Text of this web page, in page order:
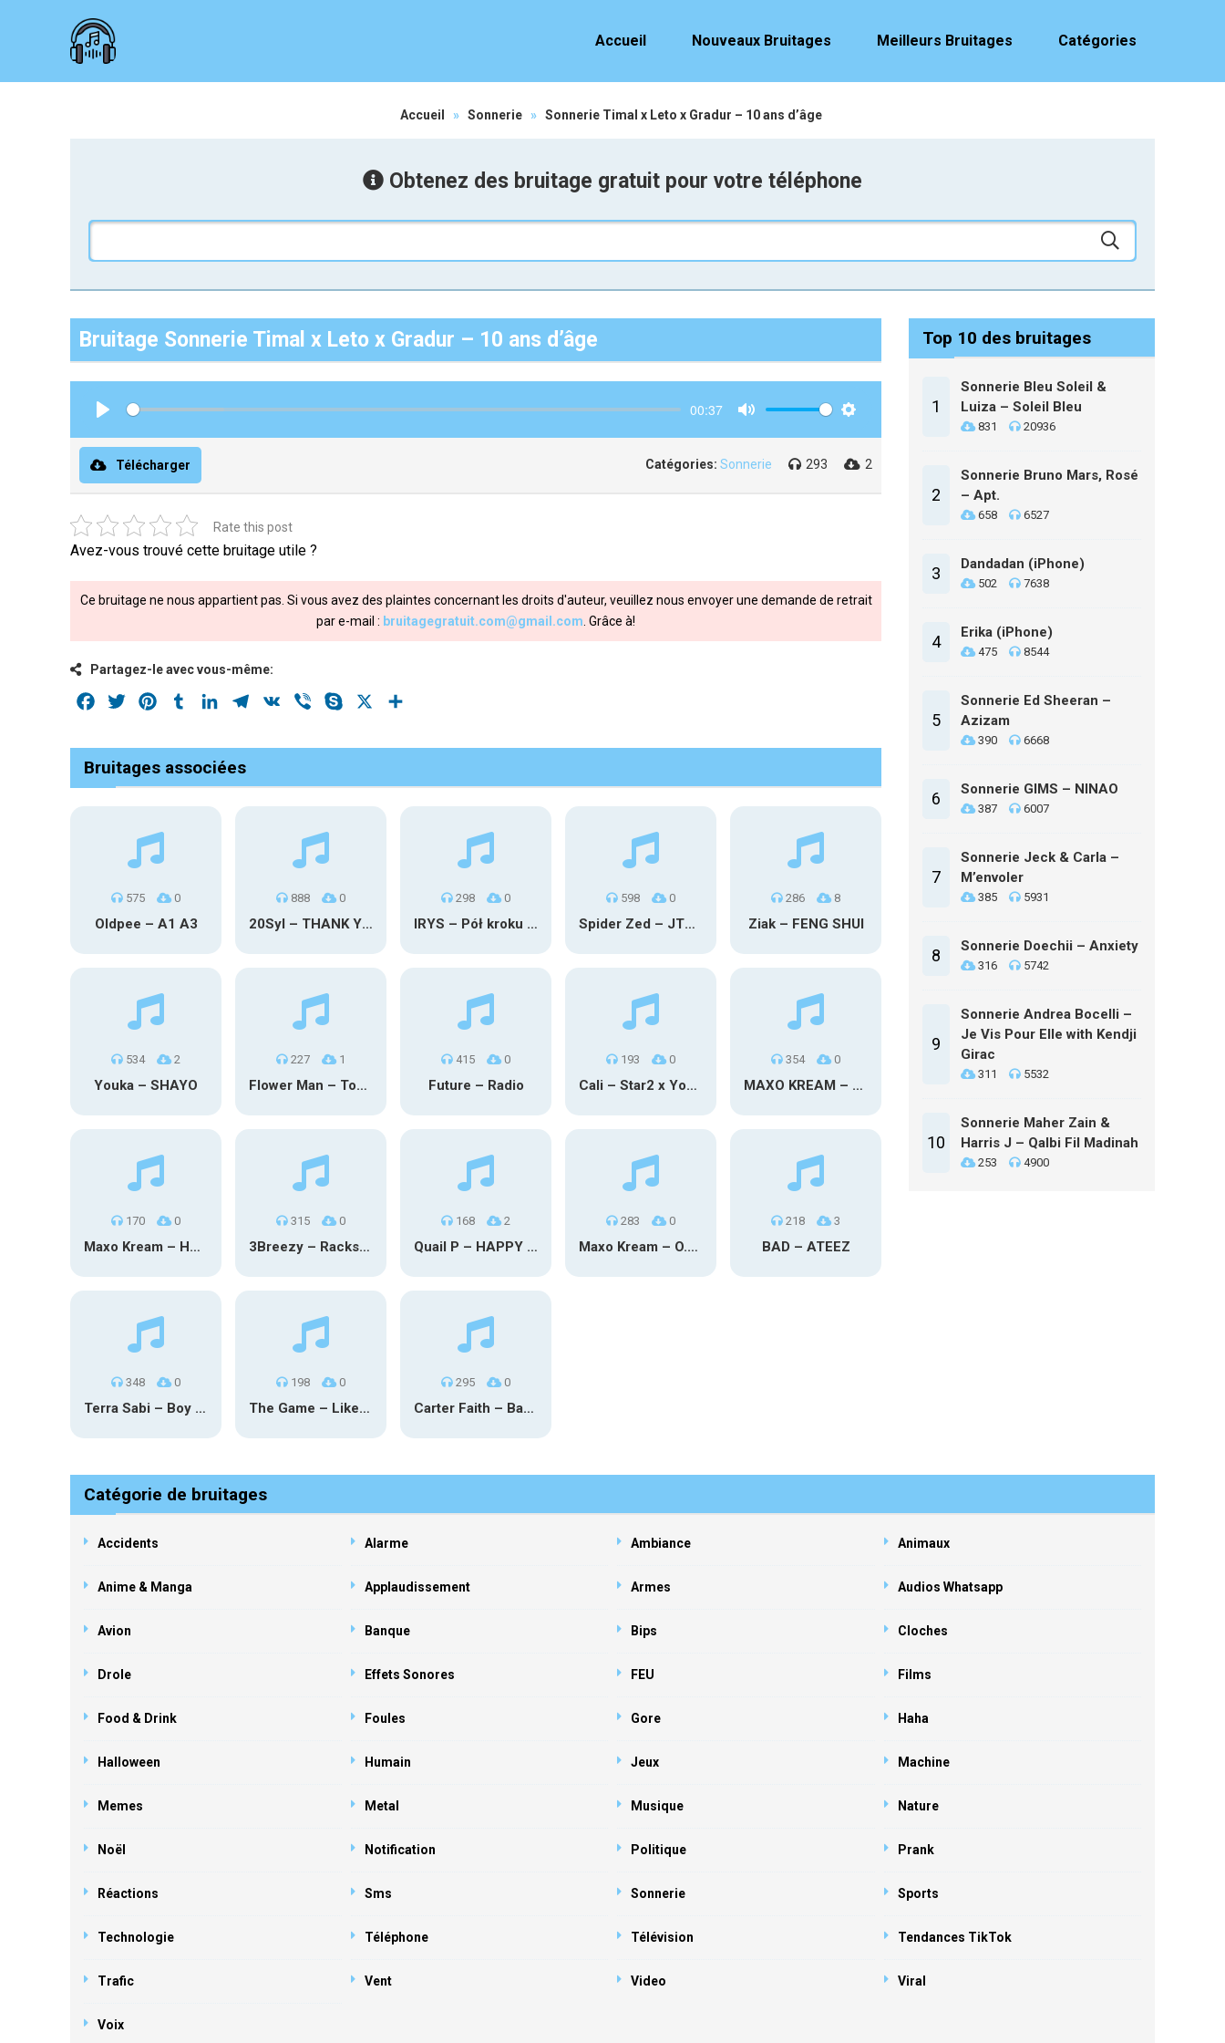
Accueil Nouveaux Bruitages Meilleurs Bruitages Catégories
Accueil » Sonnerie » Sonnerie Timal x Leto x Gradur – 10 ans d’âge
Obtenez des bruitage gratuit pour votre téléphone
Bruitage Sonnerie Timal x Leto x Gradur – 10 ans d’âge
00:37
Télécharger Catégories: Sonnerie 293 2
Rate this post
Avez-vous trouvé cette bruitage utile ?
Ce bruitage ne nous appartient pas. Si vous avez des plaintes concernant les droits d'auteur, veuillez nous envoyer une demande de retrait
par e-mail : bruitagegratuit.com@gmail.com . Grâce à!
Partagez-le avec vous-même:
Facebook
Twitter PinterestTumblrLinkedInTelegram
VK Viber Skype
Bruitages associées
575 0
Oldpee – A1 A3
888 0
20Syl – THANK YOU
298 0
IRYS – Pół kroku stąd
598 0
Spider Zed – JTM OU TG
286 8
Ziak – FENG SHUI
534 2
Youka – SHAYO
227 1
Flower Man – Toby Fox
415 0
Future – Radio
193 0
Cali – Star2 x Young Henny
354 0
MAXO KREAM – 6 MONTHS CLEAN
170 0
Maxo Kream – HOW TF I’M LUCKY
315 0
3Breezy – Racks On You
168 2
Quail P – HAPPY TEARS
283 0
Maxo Kream – O.Y.N
218 3
BAD – ATEEZ
348 0
Terra Sabi – Boy Game X Marcia Cruz
198 0
The Game – Like Father Like Daughter
295 0
Carter Faith – Bar Star Vevo
Top 10 des bruitages
1
Sonnerie Bleu Soleil &
Luiza – Soleil Bleu
831 20936
2
Sonnerie Bruno Mars, Rosé
– Apt.
658 6527
3 Dandadan (iPhone)
502 7638
4 Erika (iPhone)
475 8544
5
Sonnerie Ed Sheeran –
Azizam
390 6668
6 Sonnerie GIMS – NINAO
387 6007
7
Sonnerie Jeck & Carla –
M’envoler
385 5931
8 Sonnerie Doechii – Anxiety
316 5742
9
Sonnerie Andrea Bocelli –
Je Vis Pour Elle with Kendji
Girac
311 5532
10
Sonnerie Maher Zain &
Harris J – Qalbi Fil Madinah
253 4900
Catégorie de bruitages
Accidents Alarme Ambiance Animaux
Anime & Manga Applaudissement Armes Audios Whatsapp
Avion Banque Bips Cloches
Drole Effets Sonores FEU Films
Food & Drink Foules Gore Haha
Halloween Humain Jeux Machine
Memes Metal Musique Nature
Noël Notification Politique Prank
Réactions Sms Sonnerie Sports
Technologie Téléphone Télévision Tendances TikTok
Trafic Vent Video Viral
Voix